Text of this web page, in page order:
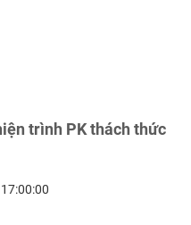
trình PK thách thức